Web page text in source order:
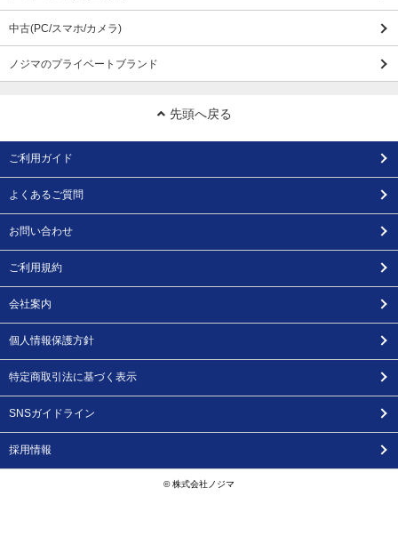
中古(PC/スマホ/カメラ)
ノジマのプライベートブランド
先頭へ戻る
ご利用ガイド
よくあるご質問
お問い合わせ
ご利用規約
会社案内
個人情報保護方針
特定商取引法に基づく表示
SNSガイドライン
採用情報
© 株式会社ノジマ